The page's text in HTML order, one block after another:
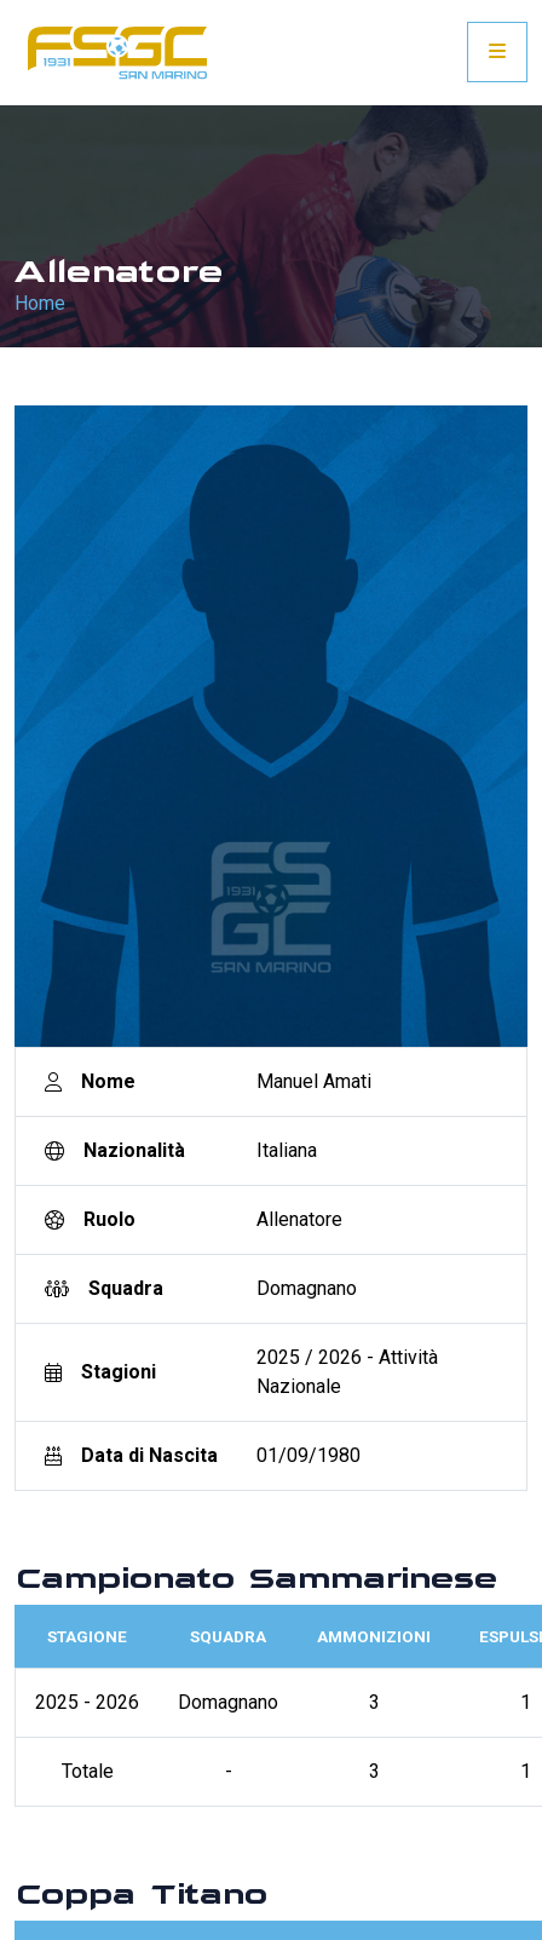
Allenatore
Home
Nome Manuel Amati
Nazionalità Italiana
Ruolo Allenatore
Squadra Domagnano
Stagioni
2025 / 2026 - Attività
Nazionale
Data di Nascita 01/09/1980
Campionato Sammarinese
STAGIONE SQUADRA AMMONIZIONI
2025 - 2026 Domagnano 3 1
Totale - 3 1
Coppa Titano